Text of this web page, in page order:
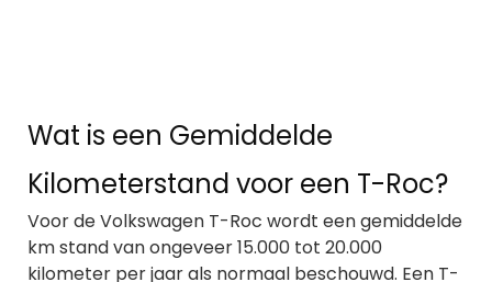
Wat is een Gemiddelde
Kilometerstand voor een T-Roc?
Voor de Volkswagen T-Roc wordt een gemiddelde
km stand van ongeveer 15.000 tot 20.000
kilometer per jaar als normaal beschouwd. Een T-